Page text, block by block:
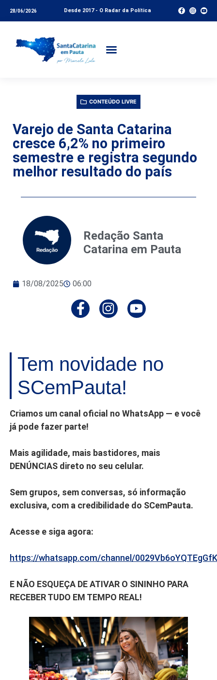
28/06/2026 Desde 2017 - O Radar da Política
CONTEÚDO LIVRE
Varejo de Santa Catarina
cresce 6,2% no primeiro
semestre e registra segundo
melhor resultado do país
Redação Santa
Catarina em Pauta
18/08/2025 06:00
Tem novidade no
SCemPauta!
Criamos um canal oficial no WhatsApp — e você
já pode fazer parte!
Mais agilidade, mais bastidores, mais
DENÚNCIAS direto no seu celular.
Sem grupos, sem conversas, só informação
exclusiva, com a credibilidade do SCemPauta.
Acesse e siga agora:
https://whatsapp.com/channel/
E NÃO ESQUEÇA DE ATIVAR O SININHO PARA
RECEBER TUDO EM TEMPO REAL!